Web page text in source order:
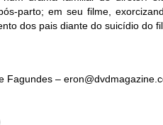
parto; em seu filme,
dos pais diante do suicídio do
Fagundes –